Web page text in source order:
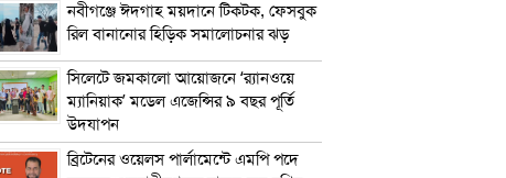
নবীগঞ্জে ঈদগাহ ময়দানে টিকটক, ফেসবুক
রিল বানানোর হিড়িক সমালোচনার ঝড়
সিলেটে জমকালো আয়োজনে ‘র‍্যানওয়ে
ম্যানিয়াক’ মডেল এজেন্সির ৯ বছর পূর্তি
উদযাপন
ব্রিটেনের ওয়েলস পার্লামেন্টে এমপি পদে